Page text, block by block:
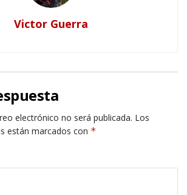
Victor Guerra
electrónico no será publicada. Los
están marcados con *